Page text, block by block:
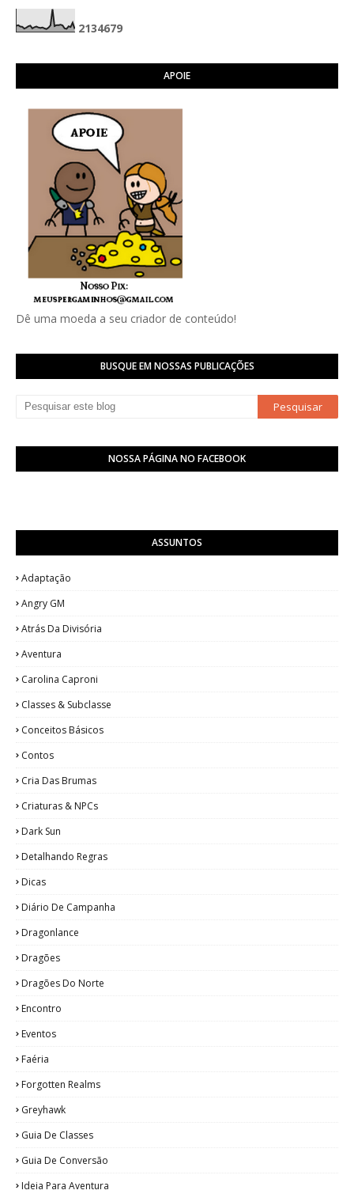
2134679
APOIE
Dê uma moeda a seu criador de conteúdo!
BUSQUE EM NOSSAS PUBLICAÇÕES
NOSSA PÁGINA NO FACEBOOK
ASSUNTOS
Adaptação
Angry GM
Atrás Da Divisória
Aventura
Carolina Caproni
Classes & Subclasse
Conceitos Básicos
Contos
Cria Das Brumas
Criaturas & NPCs
Dark Sun
Detalhando Regras
Dicas
Diário De Campanha
Dragonlance
Dragões
Dragões Do Norte
Encontro
Eventos
Faéria
Forgotten Realms
Greyhawk
Guia De Classes
Guia De Conversão
Ideia Para Aventura